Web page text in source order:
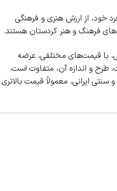
خود، از ارزش هنری و فرهنگی
فرهنگ و هنر کردستان هستند.
با قیمت‌های مختلفی، عرضه
و اندازه آن، متفاوت است.
ایرانی، معمولاً قیمت بالاتری